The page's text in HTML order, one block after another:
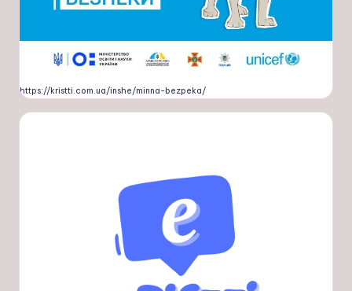
https://kristti.com.ua/inshe/minna-bezpeka/